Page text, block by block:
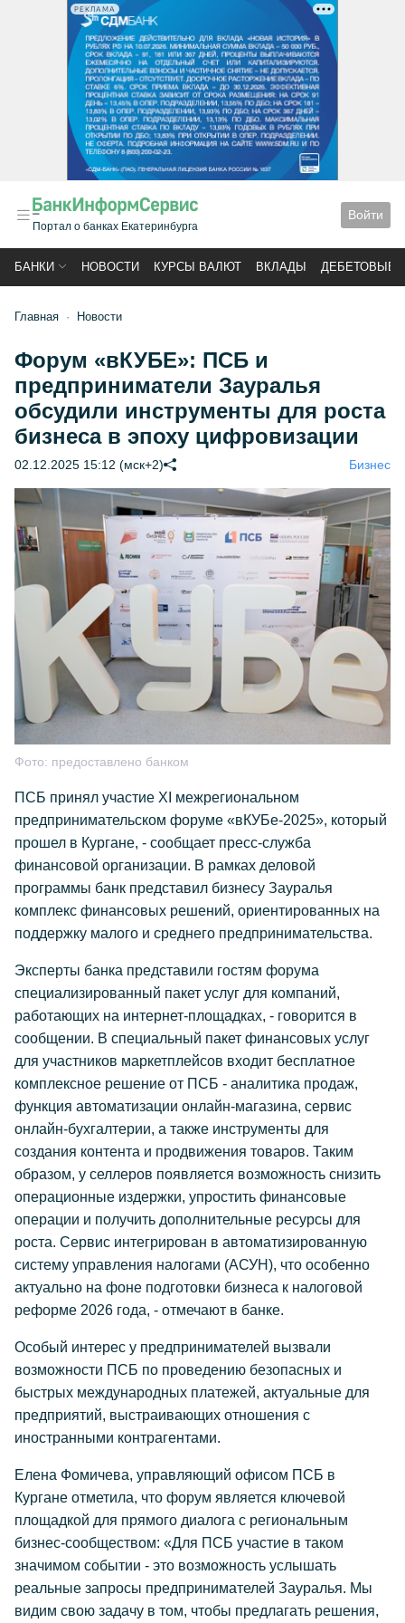
РЕКЛАМА
Портал о банках Екатеринбурга
Войти
БАНКИ НОВОСТИ КУРСЫ ВАЛЮТ ВКЛАДЫ ДЕБЕТОВЫЕ
Главная Новости
Форум «вКУБЕ»: ПСБ и
предприниматели Зауралья
обсудили инструменты для роста
бизнеса в эпоху цифровизации
02.12.2025 15:12 (мск+2) Бизнес
Фото: предоставлено банком
ПСБ принял участие XI межрегиональном
предпринимательском форуме «вКУБе-2025», который
прошел в Кургане, - сообщает пресс-служба
финансовой организации. В рамках деловой
программы банк представил бизнесу Зауралья
комплекс финансовых решений, ориентированных на
поддержку малого и среднего предпринимательства.
Эксперты банка представили гостям форума
специализированный пакет услуг для компаний,
работающих на интернет-площадках, - говорится в
сообщении. В специальный пакет финансовых услуг
для участников маркетплейсов входит бесплатное
комплексное решение от ПСБ - аналитика продаж,
функция автоматизации онлайн-магазина, сервис
онлайн-бухгалтерии, а также инструменты для
создания контента и продвижения товаров. Таким
образом, у селлеров появляется возможность снизить
операционные издержки, упростить финансовые
операции и получить дополнительные ресурсы для
роста. Сервис интегрирован в автоматизированную
систему управления налогами (АСУН), что особенно
актуально на фоне подготовки бизнеса к налоговой
реформе 2026 года, - отмечают в банке.
Особый интерес у предпринимателей вызвали
возможности ПСБ по проведению безопасных и
быстрых международных платежей, актуальные для
предприятий, выстраивающих отношения с
иностранными контрагентами.
Елена Фомичева, управляющий офисом ПСБ в
Кургане отметила, что форум является ключевой
площадкой для прямого диалога с региональным
бизнес-сообществом: «Для ПСБ участие в таком
значимом событии - это возможность услышать
реальные запросы предпринимателей Зауралья. Мы
видим свою задачу в том, чтобы предлагать решения,